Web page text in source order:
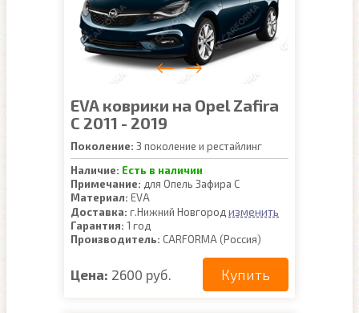
EVA коврики на Opel Zafira
C 2011 - 2019
Поколение: 3 поколение и рестайлинг
Наличие: Есть в наличии
Примечание: для Опель Зафира С
Материал: EVA
Доставка: г.Нижний Новгород изменить
Гарантия: 1 год
Производитель: CARFORMA (Россия)
Цена: 2600 руб. Купить